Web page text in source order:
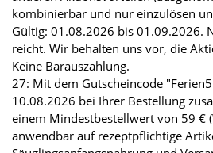
kombinierbar und nur einzulösen
Gültig: 01.08.2026 bis 01.09.2026.
reicht. Wir behalten uns vor, die
Keine Barauszahlung.
27: Mit dem Gutscheincode
10.08.2026 bei Ihrer Bestellung
einem Mindestbestellwert von 59 €
anwendbar auf rezeptpflichtige